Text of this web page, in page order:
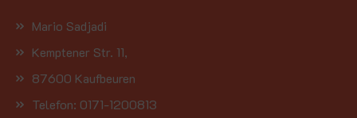
Mario Sadjadi
Kemptener Str. 11,
87600 Kaufbeuren
Telefon: 0171-1200813